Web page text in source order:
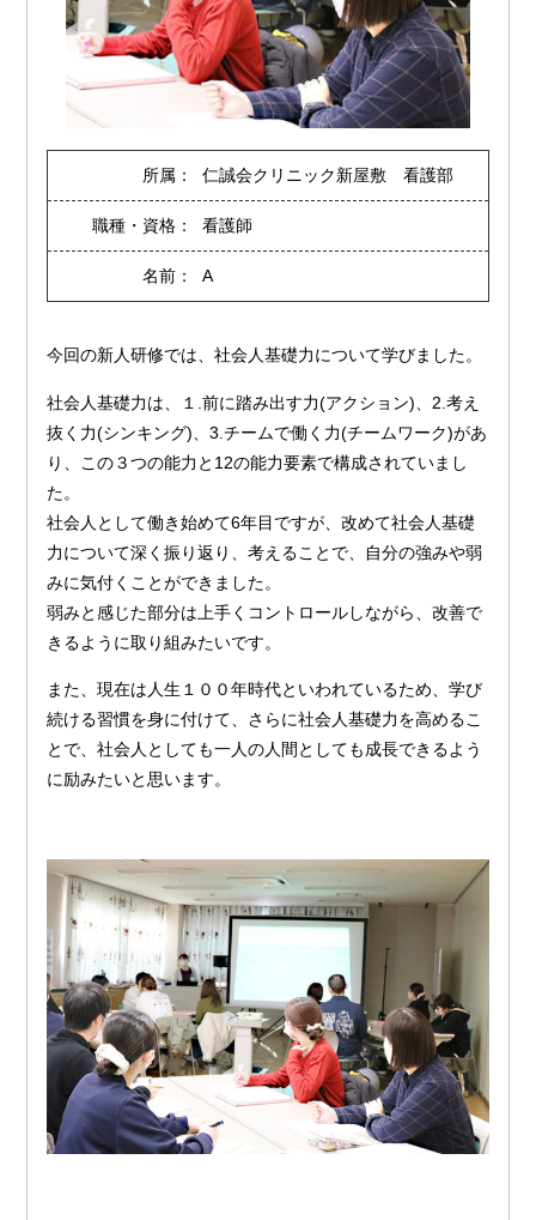
所属： 仁誠会クリニック新屋敷 看護部
職種・資格： 看護師
名前： A
今回の新人研修では、社会人基礎力について学びました。
社会人基礎力は、１.前に踏み出す力(アクション)、2.考え
抜く力(シンキング)、3.チームで働く力(チームワーク)があ
り、この３つの能力と12の能力要素で構成されていまし
た。
社会人として働き始めて6年目ですが、改めて社会人基礎
力について深く振り返り、考えることで、自分の強みや弱
みに気付くことができました。
弱みと感じた部分は上手くコントロールしながら、改善で
きるように取り組みたいです。
また、現在は人生１００年時代といわれているため、学び
続ける習慣を身に付けて、さらに社会人基礎力を高めるこ
とで、社会人としても一人の人間としても成長できるよう
に励みたいと思います。